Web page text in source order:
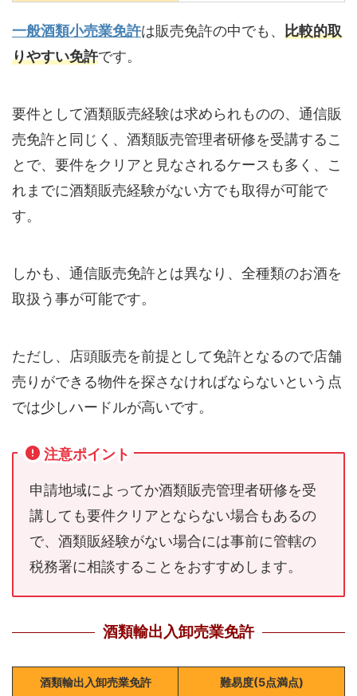
一般酒類小売業免許は販売免許の中でも、 比較的取
りやすい免許です。
要件として酒類販売経験は求められものの、通信販
売免許と同じく、酒類販売管理者研修を受講するこ
とで、要件をクリアと見なされるケースも多く、こ
れまでに酒類販売経験がない方でも取得が可能で
す。
しかも、通信販売免許とは異なり、全種類のお酒を
取扱う事が可能です。
ただし、店頭販売を前提として免許となるので店舗
売りができる物件を探さなければならないという点
では少しハードルが高いです。
注意ポイント
申請地域によってか酒類販売管理者研修を受
講しても要件クリアとならない場合もあるの
で、酒類販経験がない場合には事前に管轄の
税務署に相談することをおすすめします。
酒類輸出入卸売業免許
酒類輸出入卸売業免許 難易度(5点満点)